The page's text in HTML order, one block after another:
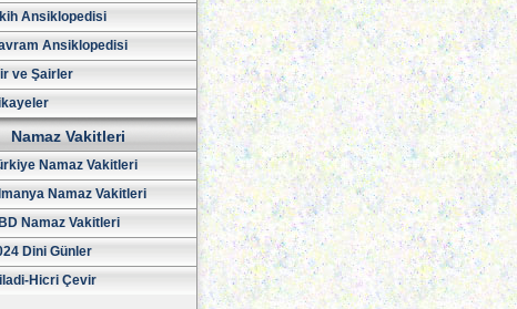
Ansiklopedisi
Ansiklopedisi
ve Şairler
Namaz Vakitleri
Namaz Vakitleri
Namaz Vakitleri
Namaz Vakitleri
Dini Günler
Hicri Çevir